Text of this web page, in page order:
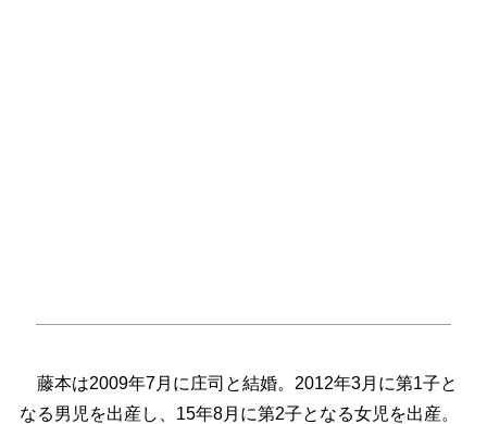
藤本は2009年7月に庄司と結婚。2012年3月に第1子と
なる男児を出産し、15年8月に第2子となる女児を出産。